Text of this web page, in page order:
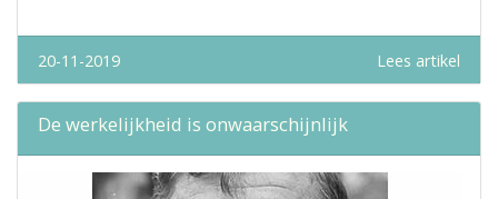
20-11-2019 Lees artikel
De werkelijkheid is onwaarschijnlijk